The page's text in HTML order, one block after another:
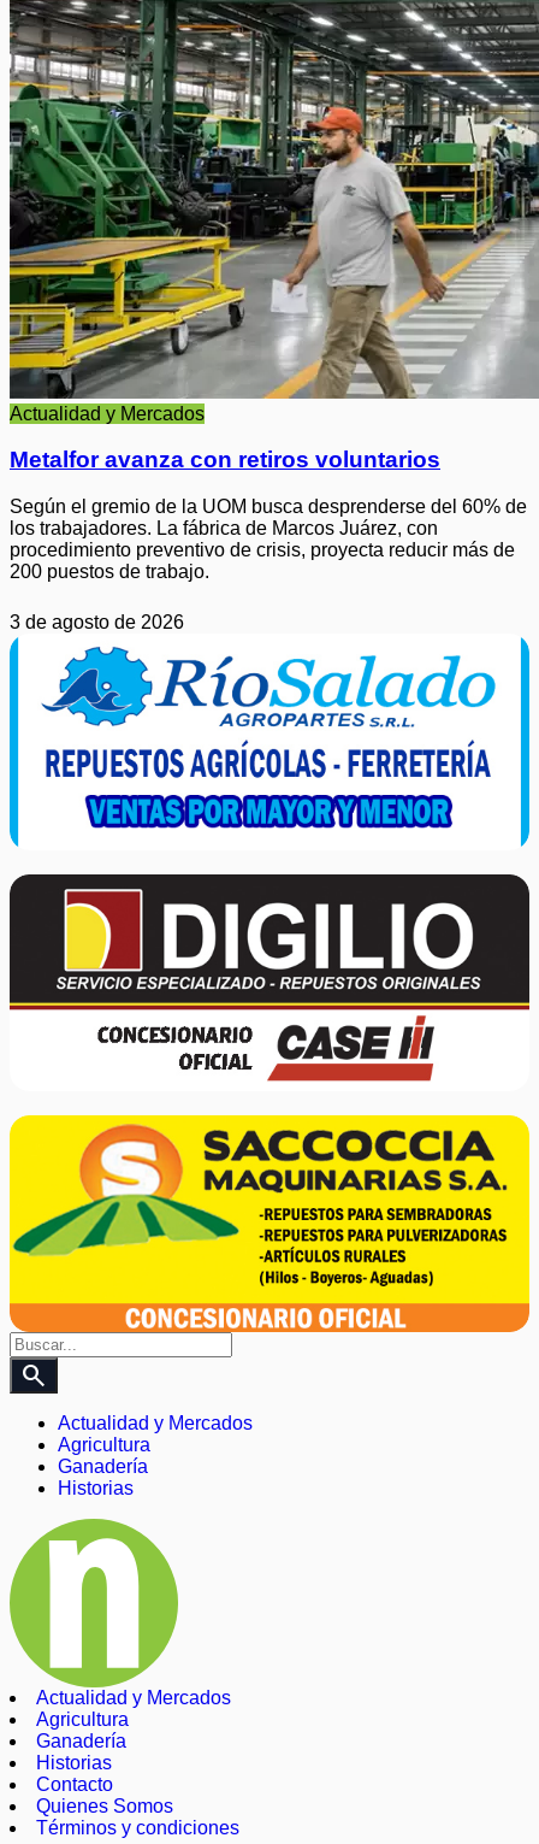
Actualidad y Mercados
Metalfor avanza con retiros voluntarios
Según el gremio de la UOM busca desprenderse del 60% de
los trabajadores. La fábrica de Marcos Juárez, con
procedimiento preventivo de crisis, proyecta reducir más de
200 puestos de trabajo.
3 de agosto de 2026
search
Actualidad y Mercados
Agricultura
Ganadería
Historias
Actualidad y Mercados
Agricultura
Ganadería
Historias
Contacto
Quienes Somos
Términos y condiciones